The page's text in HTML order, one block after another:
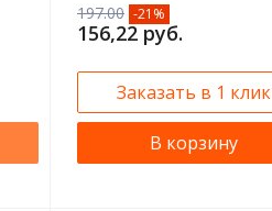
197.00 -21%
156,22 руб.
Заказать в 1 клик
В корзину